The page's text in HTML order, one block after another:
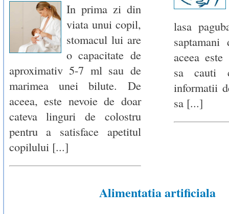
In prima zi din
viata unui copil,
stomacul lui are
o capacitate de
aproximativ 5-7 ml sau de
marimea unei bilute. De
aceea, este nevoie de doar
cateva linguri de colostru
pentru a satisface apetitul
copilului [...]
lasa
aceea
sa cauti
informatii
sa [...]
Alimentatia artificiala